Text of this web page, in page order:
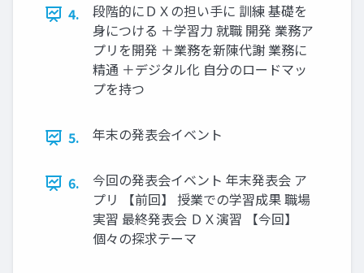
4.
段階的にＤＸの担い手に 訓練 基礎を
身につける ＋学習力 就職 開発 業務ア
プリを開発 ＋業務を新陳代謝 業務に
精通 ＋デジタル化 自分のロードマッ
プを持つ
5. 年末の発表会イベント
6.
今回の発表会イベント 年末発表会 ア
プリ 【前回】 授業での学習成果 職場
実習 最終発表会 ＤＸ演習 【今回】
個々の探求テーマ